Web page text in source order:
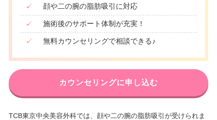
✓ 顔や二の腕の脂肪吸引に対応
✓ 施術後のサポート体制が充実！
✓ 無料カウンセリングで相談できる♪
カウンセリングに申し込む
TCB東京中央美容外科では、顔や二の腕の脂肪吸引が受けられま